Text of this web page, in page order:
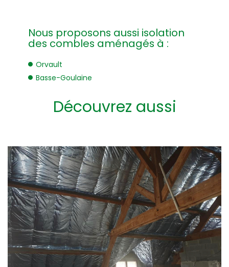
Nous proposons aussi isolation
des combles aménagés à :
Orvault
Basse-Goulaine
Découvrez aussi